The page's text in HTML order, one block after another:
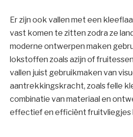
Er zijn ook vallen met een
vast komen te zitten zodra ze
moderne ontwerpen maken
lokstoffen zoals azijn of
vallen juist gebruikmaken van
aantrekkingskracht, zoals felle
combinatie van materiaal en
effectief en efficiënt fruitvliegjes